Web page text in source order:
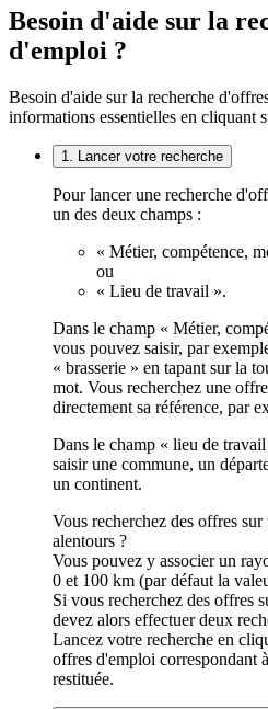
Besoin d'aide sur la
d'emploi ?
Besoin d'aide sur la recherche
informations essentielles en cliquant
1. Lancer votre recherche
Pour lancer une recherche
un des deux champs :
« Métier, compétence,
ou
« Lieu de travail ».
Dans le champ « Métier,
vous pouvez saisir, par
« brasserie » en tapant sur la
mot. Vous recherchez une
directement sa référence, par
Dans le champ « lieu de
saisir une commune, un
un continent.
Vous recherchez des offres sur
alentours ?
Vous pouvez y associer un
0 et 100 km (par défaut la
Si vous recherchez des offres
devez alors effectuer deux
Lancez votre recherche en
offres d'emploi correspondant
restituée.